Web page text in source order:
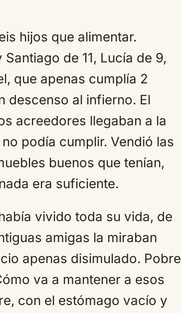
hijos que alimentar.
de 11, Lucía de 9,
que apenas cumplía 2
descenso al infierno. El
acreedores llegaban a la
podía cumplir. Vendió las
buenos que tenían,
era suficiente.
vivido toda su vida, de
amigas la miraban
apenas disimulado. Pobre
va a mantener a esos
con el estómago vacío y